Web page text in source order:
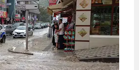
Bursa
Çanakkale
Çankırı